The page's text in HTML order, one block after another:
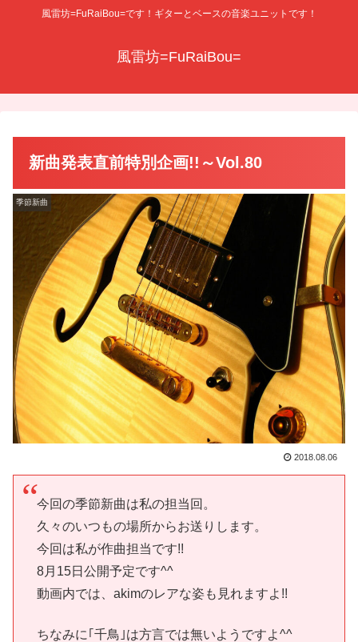
風雷坊=FuRaiBou=です！ギターとベースの音楽ユニットです！
風雷坊=FuRaiBou=
新曲発表直前特別企画!!～Vol.80
季節新曲
2018.08.06
今回の季節新曲は私の担当回。
久々のいつもの場所からお送りします。
今回は私が作曲担当です!!
8月15日公開予定です^^
動画内では、akimのレアな姿も見れますよ!!
ちなみに｢千鳥｣は方言では無いようですよ^^